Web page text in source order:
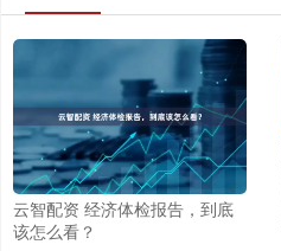
云智配资 经济体检报告，到底
该怎么看？